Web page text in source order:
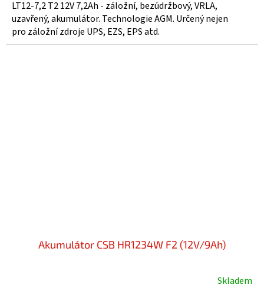
5,0
z
5
hvězdiček.
LT12-7,2 T2 12V 7,2Ah - záložní, bezúdržbový, VRLA,
uzavřený, akumulátor. Technologie AGM. Určený nejen
pro záložní zdroje UPS, EZS, EPS atd.
Akumulátor CSB HR1234W F2 (12V/9Ah)
Skladem